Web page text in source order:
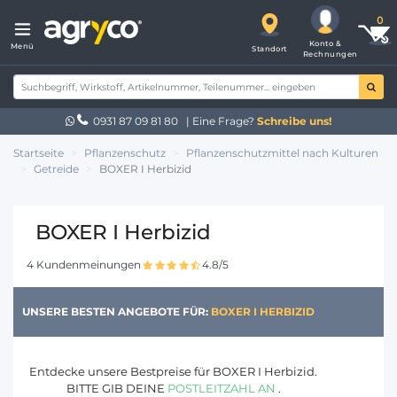
Menü Standort
Konto &
Rechnungen
0931 87 09 81 80 | Eine Frage? Schreibe uns!
Startseite Pflanzenschutz
Pflanzenschutzmittel nach Kulturen
Getreide
BOXER I Herbizid
BOXER I Herbizid
4 Kundenmeinungen 4.8/5
UNSERE BESTEN ANGEBOTE FÜR: BOXER I HERBIZID
Entdecke unsere Bestpreise für BOXER I Herbizid.
BITTE GIB DEINE POSTLEITZAHL AN .